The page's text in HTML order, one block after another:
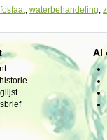
fosfaat, waterbehandeling,
Al